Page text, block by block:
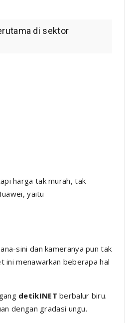
di sektor
harga tak murah, tak
yaitu
sini dan kameranya pun tak
ini menawarkan beberapa hal
detikINET berbalur biru.
dengan gradasi ungu.